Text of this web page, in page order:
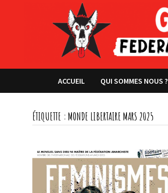
ACCUEIL QUI SOMMES NOUS ?
ÉTIQUETTE :MONDE LIBERTAIRE MARS 2025